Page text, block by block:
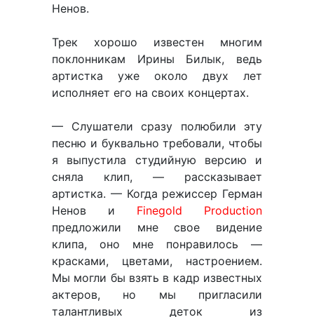
Ненов.
Трек хорошо известен многим
поклонникам Ирины Билык, ведь
артистка уже около двух лет
исполняет его на своих концертах.
— Слушатели сразу полюбили эту
песню и буквально требовали, чтобы
я выпустила студийную версию и
сняла клип, — рассказывает
артистка. — Когда режиссер Герман
Ненов и Finegold Production
предложили мне свое видение
клипа, оно мне понравилось —
красками, цветами, настроением.
Мы могли бы взять в кадр известных
актеров, но мы пригласили
талантливых деток из